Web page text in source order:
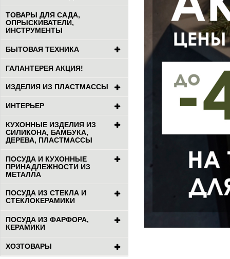
ТОВАРЫ ДЛЯ САДА,
ОПРЫСКИВАТЕЛИ,
ИНСТРУМЕНТЫ
БЫТОВАЯ ТЕХНИКА
ГАЛАНТЕРЕЯ АКЦИЯ!
ИЗДЕЛИЯ ИЗ ПЛАСТМАССЫ
ИНТЕРЬЕР
КУХОННЫЕ ИЗДЕЛИЯ ИЗ
СИЛИКОНА, БАМБУКА,
ДЕРЕВА, ПЛАСТМАССЫ
ПОСУДА И КУХОННЫЕ
ПРИНАДЛЕЖНОСТИ ИЗ
МЕТАЛЛА
ПОСУДА ИЗ СТЕКЛА И
СТЕКЛОКЕРАМИКИ
ПОСУДА ИЗ ФАРФОРА,
КЕРАМИКИ
ХОЗТОВАРЫ